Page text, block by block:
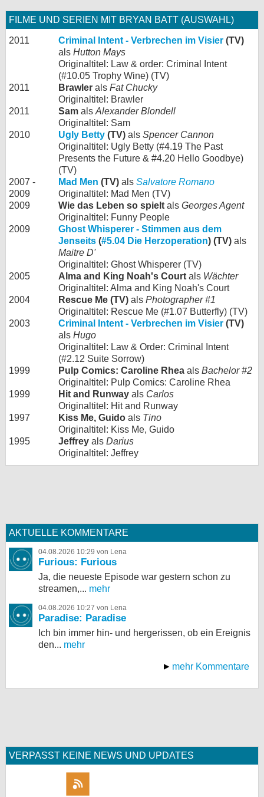
FILME UND SERIEN MIT BRYAN BATT (AUSWAHL)
2011 Criminal Intent - Verbrechen im Visier (TV)
als Hutton Mays
Originaltitel: Law & order: Criminal Intent
(#10.05 Trophy Wine) (TV)
2011
Brawler als Fat Chucky
Originaltitel: Brawler
2011
Sam als Alexander Blondell
Originaltitel: Sam
2010
Ugly Betty (TV) als Spencer Cannon
Originaltitel: Ugly Betty (#4.19 The Past
Presents the Future & #4.20 Hello Goodbye)
(TV)
2007 -
2009
Mad Men (TV) als Salvatore Romano
Originaltitel: Mad Men (TV)
2009
Wie das Leben so spielt als Georges Agent
Originaltitel: Funny People
2009
Ghost Whisperer - Stimmen aus dem
Jenseits (#5.04 Die Herzoperation) (TV) als
Maitre D'
Originaltitel: Ghost Whisperer (TV)
2005
Alma and King Noah's Court als Wächter
Originaltitel: Alma and King Noah's Court
2004
Rescue Me (TV) als Photographer #1
Originaltitel: Rescue Me (#1.07 Butterfly) (TV)
2003
Criminal Intent - Verbrechen im Visier (TV)
als Hugo
Originaltitel: Law & Order: Criminal Intent
(#2.12 Suite Sorrow)
1999
Pulp Comics: Caroline Rhea als Bachelor #2
Originaltitel: Pulp Comics: Caroline Rhea
1999
Hit and Runway als Carlos
Originaltitel: Hit and Runway
1997
Kiss Me, Guido als Tino
Originaltitel: Kiss Me, Guido
1995
Jeffrey als Darius
Originaltitel: Jeffrey
AKTUELLE KOMMENTARE
04.08.2026 10:29 von Lena
Furious: Furious
Ja, die neueste Episode war gestern schon zu
streamen,... mehr
04.08.2026 10:27 von Lena
Paradise: Paradise
Ich bin immer hin- und hergerissen, ob ein Ereignis
den... mehr
mehr Kommentare
VERPASST KEINE NEWS UND UPDATES